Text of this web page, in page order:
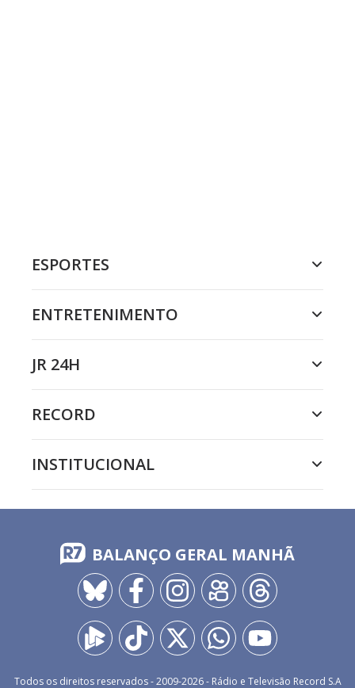
ESPORTES
ENTRETENIMENTO
JR 24H
RECORD
INSTITUCIONAL
BALANÇO GERAL MANHÃ
Todos os direitos reservados - 2009-2026- Rádio e Televisão Record S.A